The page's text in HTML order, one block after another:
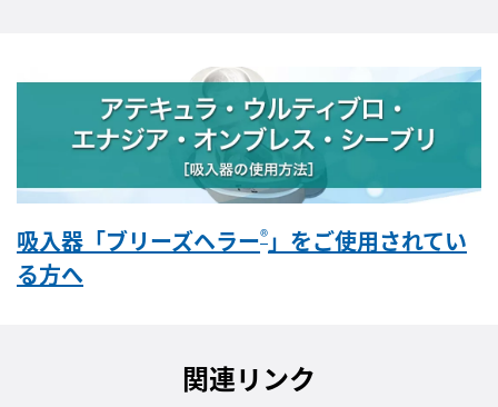
吸入器「ブリーズヘラー®」をご使用されてい
る方へ
関連リンク